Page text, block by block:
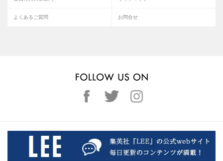
よくあるご質問 お問合せ